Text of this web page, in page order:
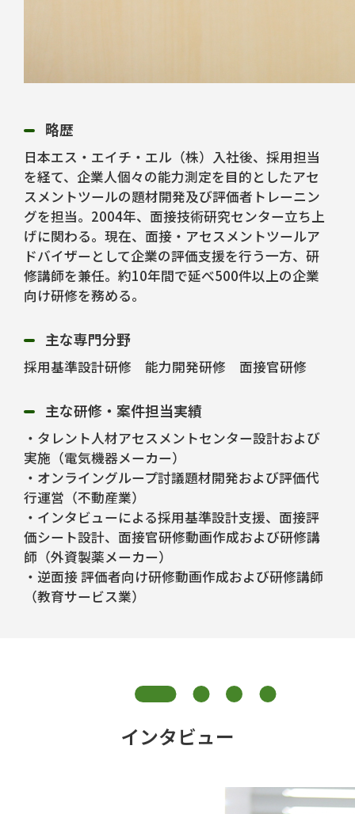
略歴
日本エス・エイチ・エル（株）入社後、採用担当
を経て、企業人個々の能力測定を目的としたアセ
スメントツールの題材開発及び評価者トレーニン
グを担当。2004年、面接技術研究センター立ち上
げに関わる。現在、面接・アセスメントツールア
ドバイザーとして企業の評価支援を行う一方、研
修講師を兼任。約10年間で延べ500件以上の企業
向け研修を務める。
主な専門分野
採用基準設計研修 能力開発研修 面接官研修
主な研修・案件担当実績
・タレント人材アセスメントセンター設計および
実施（電気機器メーカー）
・オンライングループ討議題材開発および評価代
行運営（不動産業）
・インタビューによる採用基準設計支援、面接評
価シート設計、面接官研修動画作成および研修講
師（外資製薬メーカー）
・逆面接 評価者向け研修動画作成および研修講師
（教育サービス業）
インタビュー